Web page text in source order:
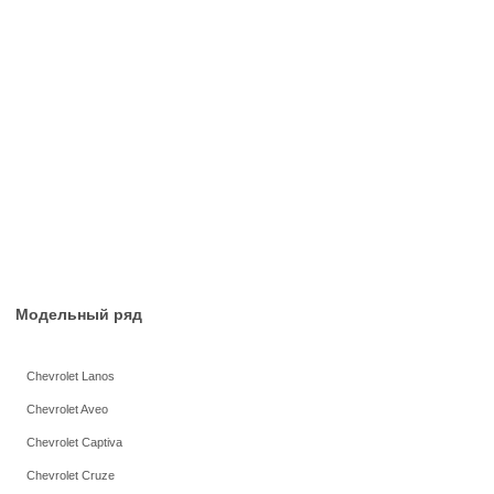
Модельный ряд
Chevrolet Lanos
Chevrolet Aveo
Chevrolet Captiva
Chevrolet Cruze